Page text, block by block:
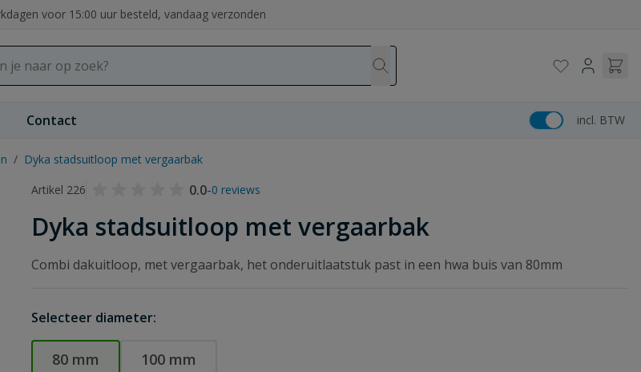
voor 15:00 uur besteld, vandaag verzonden
Contact incl. BTW
/ Dyka stadsuitloop met vergaarbak
Artikel 226
0.0-0 reviews
Dyka stadsuitloop met vergaarbak
Combi dakuitloop, met vergaarbak, het onderuitlaatstuk past in een hwa buis van 80mm
Selecteer diameter:
80 mm 100 mm